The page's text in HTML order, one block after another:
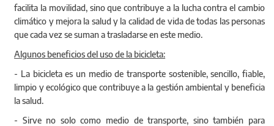
facilita la movilidad, sino que contribuye a la lucha contra el cambio
climático y mejora la salud y la calidad de vida de todas las personas
que cada vez se suman a trasladarse en este medio.
Algunos beneficios del uso de la bicicleta:
- La bicicleta es un medio de transporte sostenible, sencillo, fiable,
limpio y ecológico que contribuye a la gestión ambiental y beneficia
la salud.
- Sirve no solo como medio de transporte, sino también para